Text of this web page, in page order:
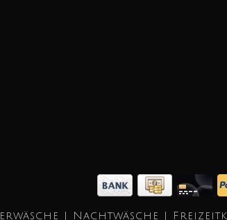
| Nachtwäsche |